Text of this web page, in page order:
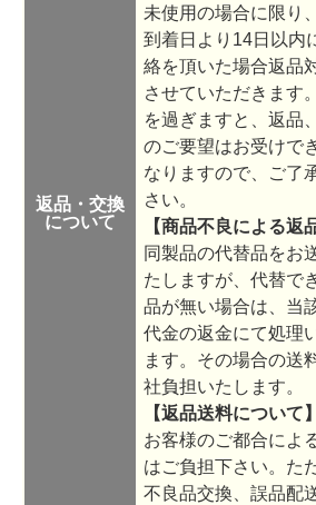
返品・交換
について
未使用の場合に限り
到着日より14日以内
絡を頂いた場合返品
させていただきます
を過ぎますと、返品
のご要望はお受けで
なりますので、ご了
さい。
【商品不良による返
同製品の代替品をお
たしますが、代替で
品が無い場合は、当
代金の返金にて処理
ます。その場合の送
社負担いたします。
【返品送料について】
お客様のご都合によ
はご負担下さい。た
不良品交換、誤品配